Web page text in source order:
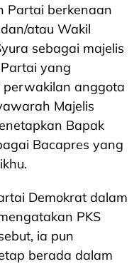
Partai berkenaan
atau Wakil
sebagai majelis
yang
anggota
Majelis
Bapak
Bacapres yang
Demokrat dalam
PKS
ia pun
berada dalam